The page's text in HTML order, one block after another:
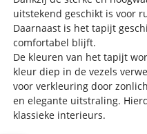
uitstekend geschikt is voor
Daarnaast is het tapijt
comfortabel blijft.
De kleuren van het tapijt
kleur diep in de vezels
voor verkleuring door
en elegante uitstraling.
klassieke interieurs.